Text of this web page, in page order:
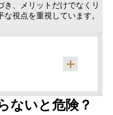
、メリットだけでなくリ
視点を重視しています。
ないと危険？